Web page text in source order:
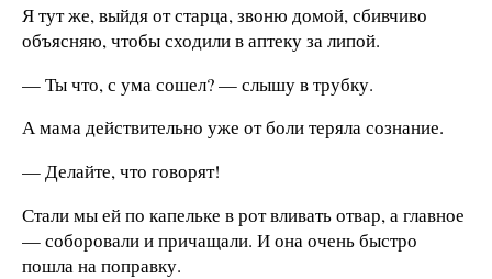
Я тут же, выйдя от старца, звоню домой, сбивчиво
объясняю, чтобы сходили в аптеку за липой.
— Ты что, с ума сошел? — слышу в трубку.
А мама действительно уже от боли теряла сознание.
— Делайте, что говорят!
Стали мы ей по капельке в рот вливать отвар, а главное
— соборовали и причащали. И она очень быстро
пошла на поправку.